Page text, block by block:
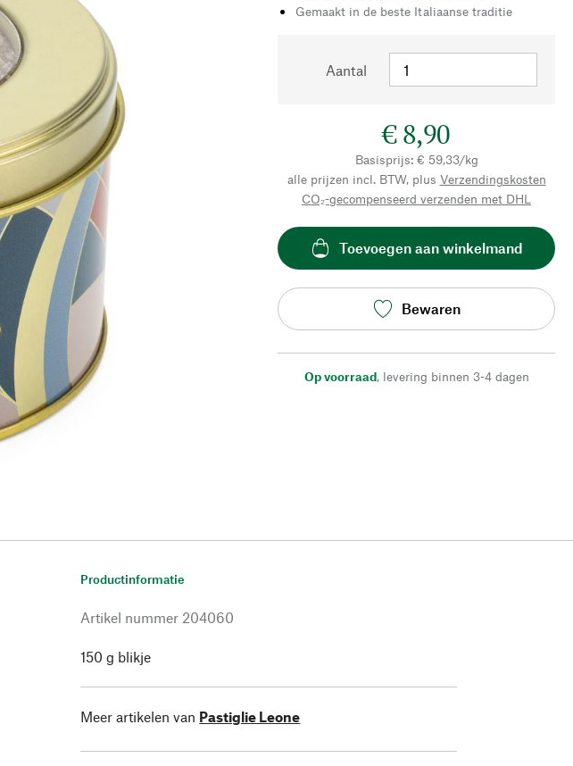
Gemaakt in de beste Italiaanse traditie
Aantal
€ 8,90
Basisprijs: € 59,33/kg
alle prijzen incl. BTW, plus Verzendingskosten
CO₂-gecompenseerd verzenden met DHL
Toevoegen aan winkelmand
Bewaren
Op voorraad, levering binnen 3-4 dagen
Productinformatie
Artikel nummer 204060
150 g blikje
Meer artikelen van Pastiglie Leone